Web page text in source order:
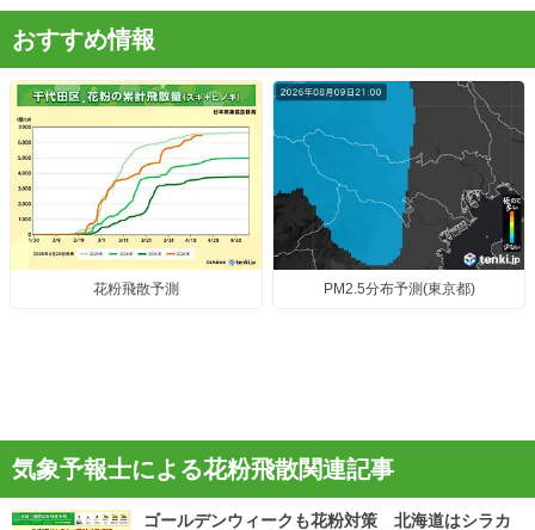
おすすめ情報
花粉飛散予測 PM2.5分布予測(東京都)
気象予報士による花粉飛散関連記事
ゴールデンウィークも花粉対策 北海道はシラカ